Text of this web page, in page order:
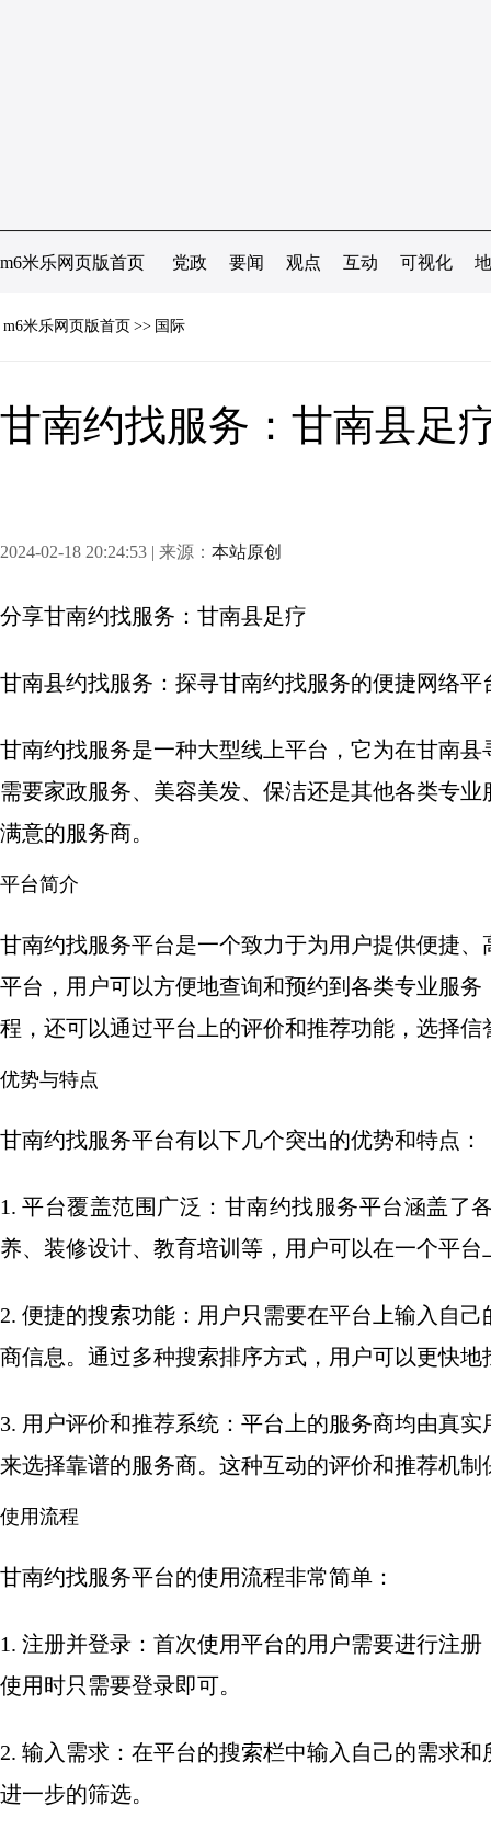
m6米乐网页版首页 党政 要闻 观点 互动 可视化
m6米乐网页版首页 >> 国际
甘南约找服务：甘南县足
2024-02-18 20:24:53 | 来源： 本站原创
分享甘南约找服务：甘南县足疗
甘南县约找服务：探寻甘南约找服务的便捷网络平
甘南约找服务是一种大型线上平台，它为在甘南
需要家政服务、美容美发、保洁还是其他各类专
满意的服务商。
平台简介
甘南约找服务平台是一个致力于为用户提供便捷
平台，用户可以方便地查询和预约到各类专业服
程，还可以通过平台上的评价和推荐功能，选择
优势与特点
甘南约找服务平台有以下几个突出的优势和特点：
1. 平台覆盖范围广泛：甘南约找服务平台涵盖了
养、装修设计、教育培训等，用户可以在一个平台
2. 便捷的搜索功能：用户只需要在平台上输入自
商信息。通过多种搜索排序方式，用户可以更快地
3. 用户评价和推荐系统：平台上的服务商均由真
来选择靠谱的服务商。这种互动的评价和推荐机
使用流程
甘南约找服务平台的使用流程非常简单：
1. 注册并登录：首次使用平台的用户需要进行注
使用时只需要登录即可。
2. 输入需求：在平台的搜索栏中输入自己的需求
进一步的筛选。